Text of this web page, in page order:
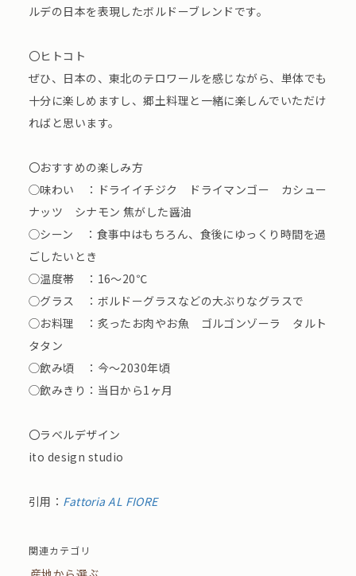
ルデの日本を表現したボルドーブレンドです。
〇ヒトコト
ぜひ、日本の、東北のテロワールを感じながら、単体でも
十分に楽しめますし、郷土料理と一緒に楽しんでいただけ
ればと思います。
〇おすすめの楽しみ方
◯味わい ：ドライイチジク ドライマンゴー カシュー
ナッツ シナモン 焦がした醤油
◯シーン ：食事中はもちろん、食後にゆっくり時間を過
ごしたいとき
◯温度帯 ：16〜20℃
◯グラス ：ボルドーグラスなどの大ぶりなグラスで
◯お料理 ：炙ったお肉やお魚 ゴルゴンゾーラ タルト
タタン
◯飲み頃 ：今〜2030年頃
◯飲みきり：当日から1ヶ月
〇ラベルデザイン
ito design studio
引用： Fattoria AL FIORE
関連カテゴリ